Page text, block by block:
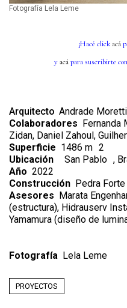
Fotografía Lela Leme
¡Hacé clickacá
yacápara suscribirte
Arquitecto Andrade
Colaboradores Fernanda
Zidan, Daniel Zahoul,
Superficie 1486 m 2
Ubicación
San Pablo ,
Año 2022
Construcción Pedra Forte
Asesores Marata
(estructura), Hidrauserv
Yamamura (diseño de
Fotografía Lela Leme
PROYECTOS